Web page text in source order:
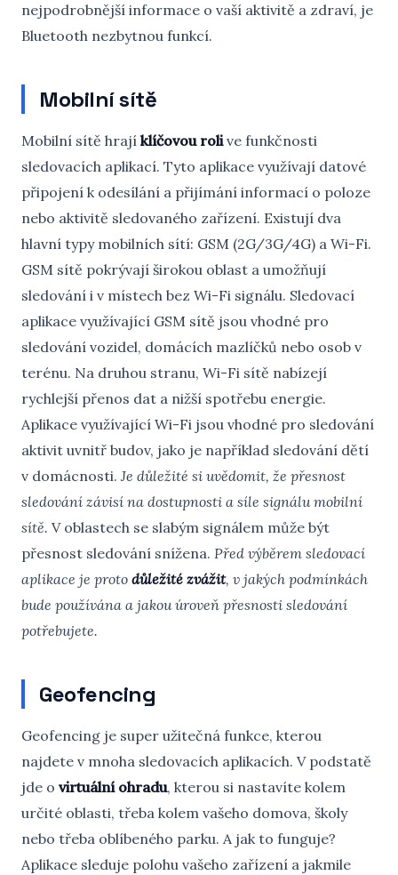
nejpodrobnější informace o vaší aktivitě a zdraví, je
Bluetooth nezbytnou funkcí.
Mobilní sítě
Mobilní sítě hrají klíčovou rolive funkčnosti
sledovacích aplikací. Tyto aplikace využívají datové
připojení k odesílání a přijímání informací o poloze
nebo aktivitě sledovaného zařízení. Existují dva
hlavní typy mobilních sítí: GSM (2G/3G/4G) a Wi-Fi.
GSM sítě pokrývají širokou oblast a umožňují
sledování i v místech bez Wi-Fi signálu. Sledovací
aplikace využívající GSM sítě jsou vhodné pro
sledování vozidel, domácích mazlíčků nebo osob v
terénu. Na druhou stranu, Wi-Fi sítě nabízejí
rychlejší přenos dat a nižší spotřebu energie.
Aplikace využívající Wi-Fi jsou vhodné pro sledování
aktivit uvnitř budov, jako je například sledování dětí
v domácnosti. Je důležité si uvědomit, že přesnost
sledování závisí na dostupnosti a síle signálu mobilní
sítě. V oblastech se slabým signálem může být
přesnost sledování snížena. Před výběrem sledovací
aplikace je proto důležité zvážit, v jakých podmínkách
bude používána a jakou úroveň přesnosti sledování
potřebujete.
Geofencing
Geofencing je super užitečná funkce, kterou
najdete v mnoha sledovacích aplikacích. V podstatě
jde o virtuální ohradu, kterou si nastavíte kolem
určité oblasti, třeba kolem vašeho domova, školy
nebo třeba oblíbeného parku. A jak to funguje?
Aplikace sleduje polohu vašeho zařízení a jakmile